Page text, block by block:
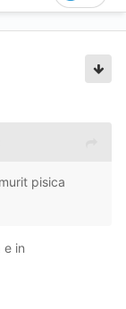
pisica
e in